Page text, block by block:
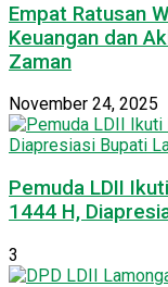
Empat Ratusan
Keuangan dan
Zaman
November 24, 2025
Pemuda LDII
1444 H,
3